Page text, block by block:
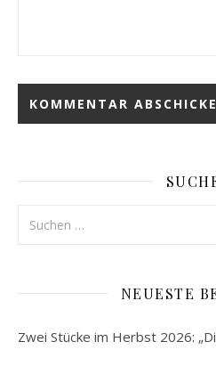
NEUESTE
Zwei Stücke im Herbst 2026: